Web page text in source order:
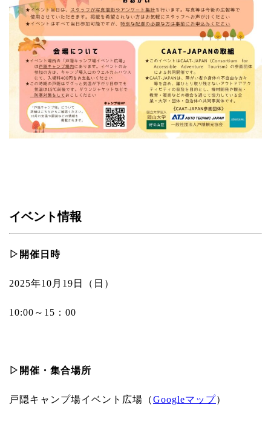
イベント情報
▷開催日時
2025年10月19日（日）
10:00～15：00
▷開催・集合場所
戸隠キャンプ場イベント広場（Googleマップ）